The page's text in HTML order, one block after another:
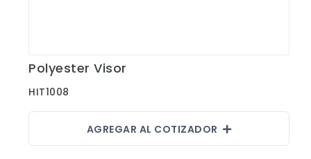
Polyester Visor
HIT1008
AGREGAR AL COTIZADOR